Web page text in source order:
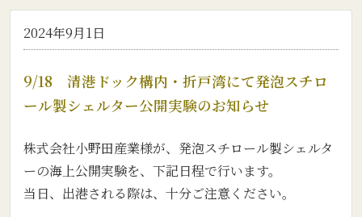
2024年9月1日
9/18 清港ドック構内・折戸湾にて発泡スチロ
ール製シェルター公開実験のお知らせ
株式会社小野田産業様が、発泡スチロール製シェルタ
ーの海上公開実験を、下記日程で行います。
当日、出港される際は、十分ご注意ください。